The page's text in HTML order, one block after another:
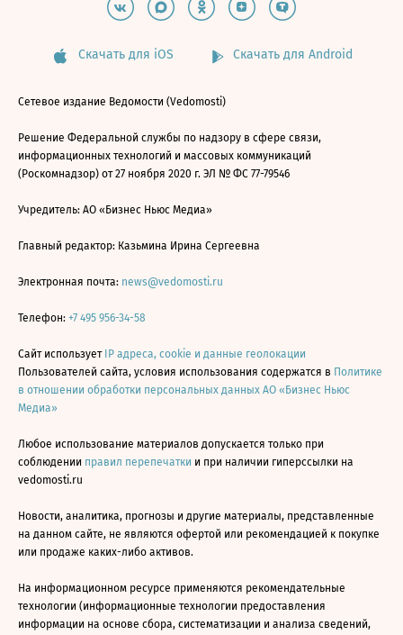
Скачать для iOS Скачать для Android
Сетевое издание Ведомости (Vedomosti)
Решение Федеральной службы по надзору в сфере связи,
информационных технологий и массовых коммуникаций
(Роскомнадзор) от 27 ноября 2020 г. ЭЛ № ФС 77-79546
Учредитель: АО «Бизнес Ньюс Медиа»
Главный редактор: Казьмина Ирина Сергеевна
Электронная почта: news@vedomosti.ru
Телефон: +7 495 956-34-58
Сайт использует IP адреса, cookie и данные геолокации
Пользователей сайта, условия использования содержатся в Политике
в отношении обработки персональных данных АО «Бизнес Ньюс
Медиа»
Любое использование материалов допускается только при
соблюдении правил перепечатки и при наличии гиперссылки на
vedomosti.ru
Новости, аналитика, прогнозы и другие материалы, представленные
на данном сайте, не являются офертой или рекомендацией к покупке
или продаже каких-либо активов.
На информационном ресурсе применяются рекомендательные
технологии (информационные технологии предоставления
информации на основе сбора, систематизации и анализа сведений,